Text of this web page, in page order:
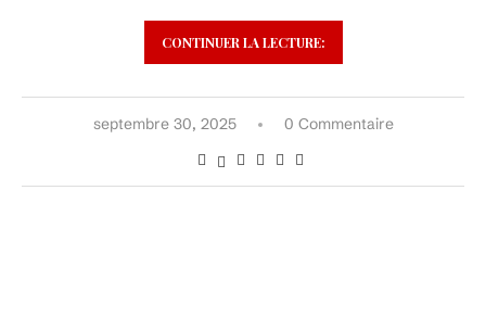
CONTINUER LA LECTURE:
septembre 30, 2025 0 Commentaire